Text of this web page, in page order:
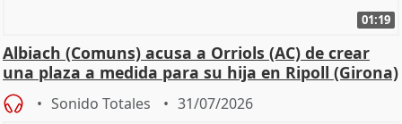
01:19
Albiach (Comuns) acusa a Orriols (AC) de crear
una plaza a medida para su hija en Ripoll (Girona)
Sonido Totales 31/07/2026